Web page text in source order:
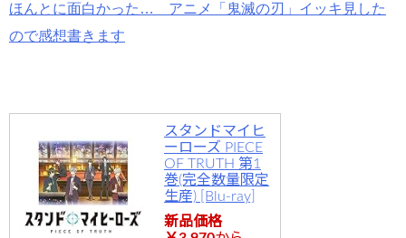
ほんとに面白かった… アニメ「鬼滅の刃」イッキ見した
ので感想書きます
スタンドマイヒ
ーローズ PIECE
OF TRUTH 第1
巻(完全数量限定
生産) [Blu-ray]
新品価格